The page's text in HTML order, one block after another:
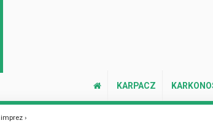
KARPACZ
›